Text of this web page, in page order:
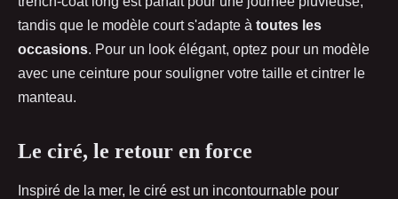
tandis que le modèle court s'adapte à toutes les
occasions. Pour un look élégant, optez pour un modèle
avec une ceinture pour souligner votre taille et cintrer le
manteau.
Le ciré, le retour en force
Inspiré de la mer, le ciré est un incontournable pour